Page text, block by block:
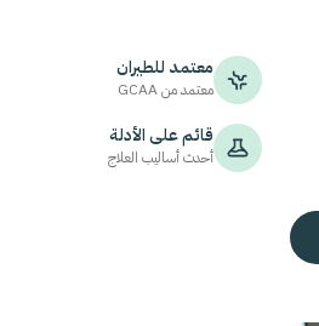
معتمد للطيران
معتمد منGCAA
قائم على الأدلة
أحدث أساليب العلاج